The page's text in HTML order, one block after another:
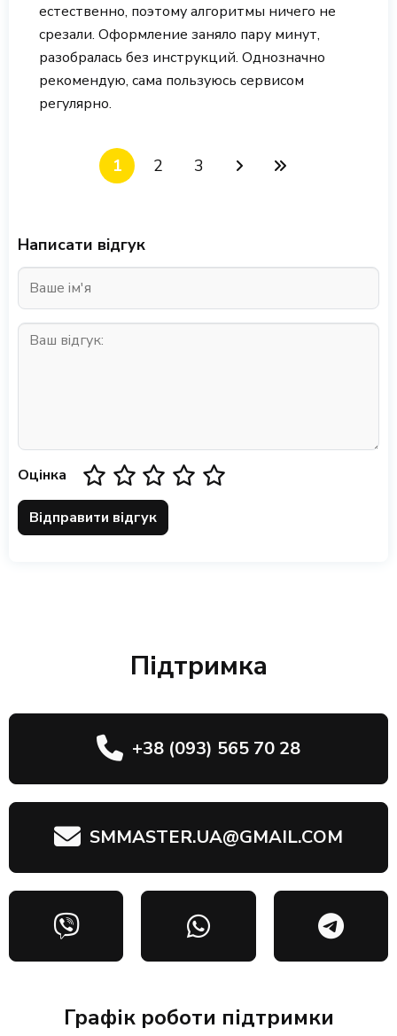
естественно, поэтому алгоритмы ничего не
срезали. Оформление заняло пару минут,
разобралась без инструкций. Однозначно
рекомендую, сама пользуюсь сервисом
регулярно.
1 2 3
Написати відгук
Оцінка
Відправити відгук
Підтримка
+38 (093) 565 70 28
SMMASTER.UA@GMAIL.COM
Графік роботи підтримки